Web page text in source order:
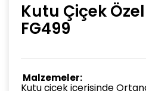
Kutu Çiçek
FG499
Malzemeler:
Kutu çiçek içerisinde